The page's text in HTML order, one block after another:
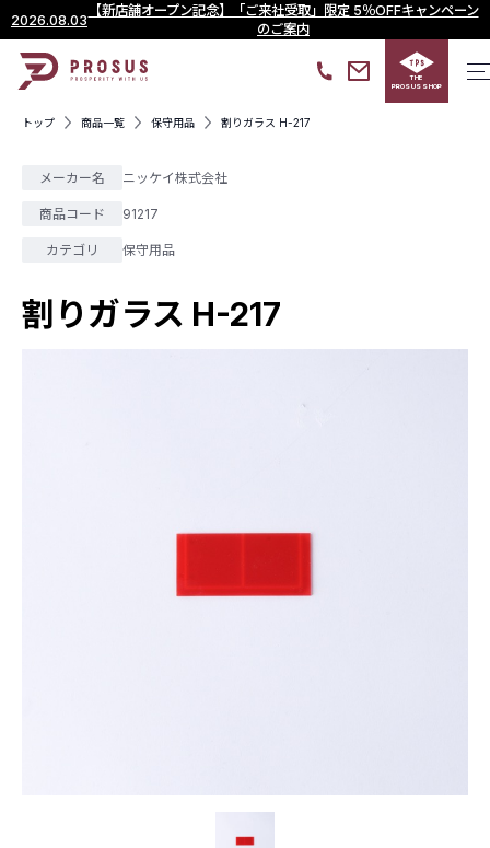
2026.08.03
【新店舗オープン記念】「ご来社受取」限定 5％OFFキャンペーン
のご案内
THE
PROSUS SHOP
トップ 商品一覧 保守用品 割りガラス H-217
メーカー名 ニッケイ株式会社
商品コード 91217
カテゴリ 保守用品
割りガラス H-217